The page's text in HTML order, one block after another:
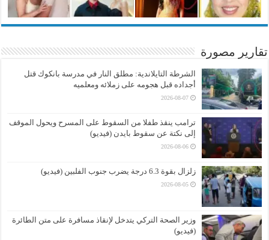
تقارير مصورة
الشرطة التايلاندية: مطلق النار في مدرسة بانكوك قتل
أجداده قبل هجومه على زملائه ومعلميه
2026-08-07
ترامب ينقذ طفلا من السقوط على المسرح ويحول الموقف
إلى نكتة عن سقوط بايدن (فيديو)
2026-08-06
زلزال بقوة 6.3 درجة يضرب جنوب الفلبين (فيديو)
2026-08-05
وزير الصحة التركي يتدخل لإنقاذ مسافرة على متن الطائرة
(فيديو)